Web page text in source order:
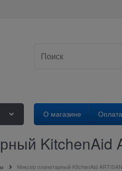
О магазине Оплата
KitchenAid
Миксер планетарный KitchenAid